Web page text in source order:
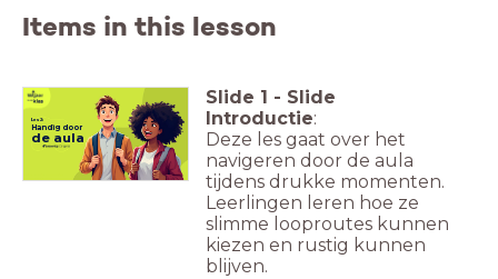
Items in this lesson
Les 2:
Handig door
de aula
vaardigheden, onderwijs, klasactiviteit,
Slide 1 - Slide
Introductie:
Deze les gaat over het
navigeren door de aula
tijdens drukke momenten.
Leerlingen leren hoe ze
slimme looproutes kunnen
kiezen en rustig kunnen
blijven.